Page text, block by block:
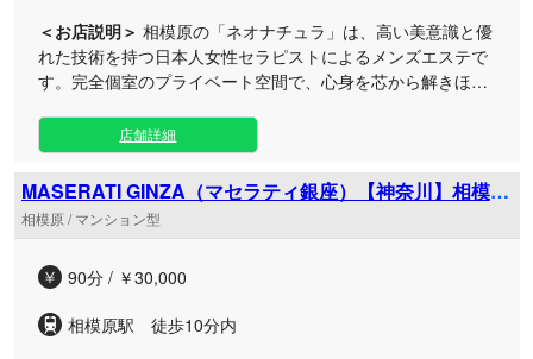
＜お店説明＞ 相模原の「ネオナチュラ」は、高い美意識と優
れた技術を持つ日本人女性セラピストによるメンズエステで
す。完全個室のプライベート空間で、心身を芯から解きほぐ
たセラピストたちが、技術はもちろんのこと、細やかなマナ
ーや心遣いでお客様をお迎えいたします。日常の喧騒から離
れた隠れ家のような空間で、ワンランク上の贅沢なひととき
をお過ごしいただけます。 さらに、サロンのクオリティをそ
のままお好きな場所で体験できる、ホテルやご自宅への出張
最もリラックスできる環境で至高のケアをお楽しみいただけ
店舗詳細
MASERATI GINZA（マセラティ銀座）【神奈川】相模原
ルーム
相模原 / マンション型
90分 / ￥30,000
相模原駅 徒歩10分内